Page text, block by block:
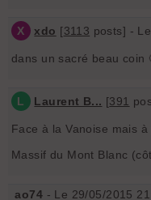
X xdo [3113 posts] -
dans un sacré beau coin
L Laurent B... [391
Face à la Vanoise mais
Massif du Mont Blanc
ao74 - Le 29/05/2015